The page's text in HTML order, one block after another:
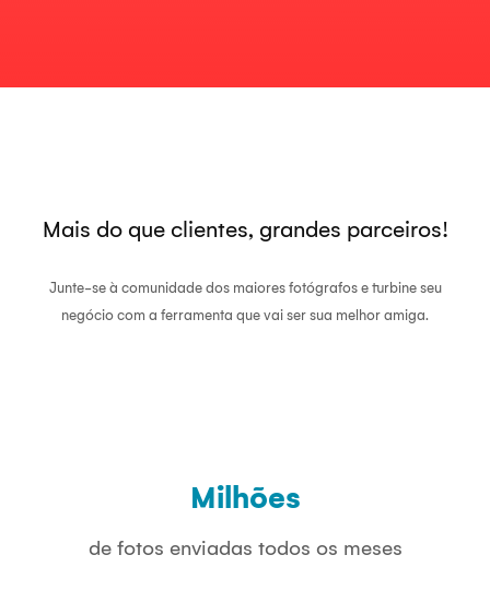
Mais do que clientes, grandes parceiros!
Junte-se à comunidade dos maiores fotógrafos e turbine seu
negócio com a ferramenta que vai ser sua melhor amiga.
Milhões
de fotos enviadas todos os meses